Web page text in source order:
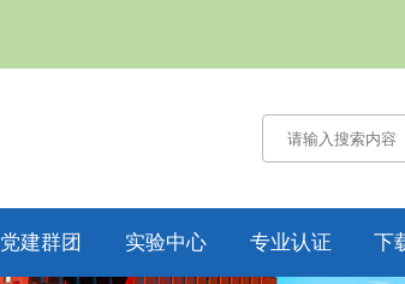
党建群团 实验中心 专业认证 下